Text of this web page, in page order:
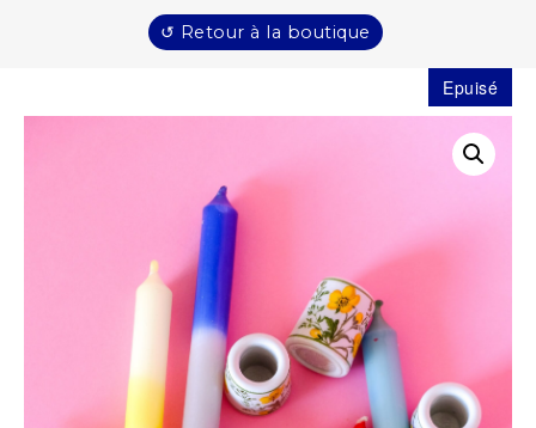
↺ Retour à la boutique
Epuisé